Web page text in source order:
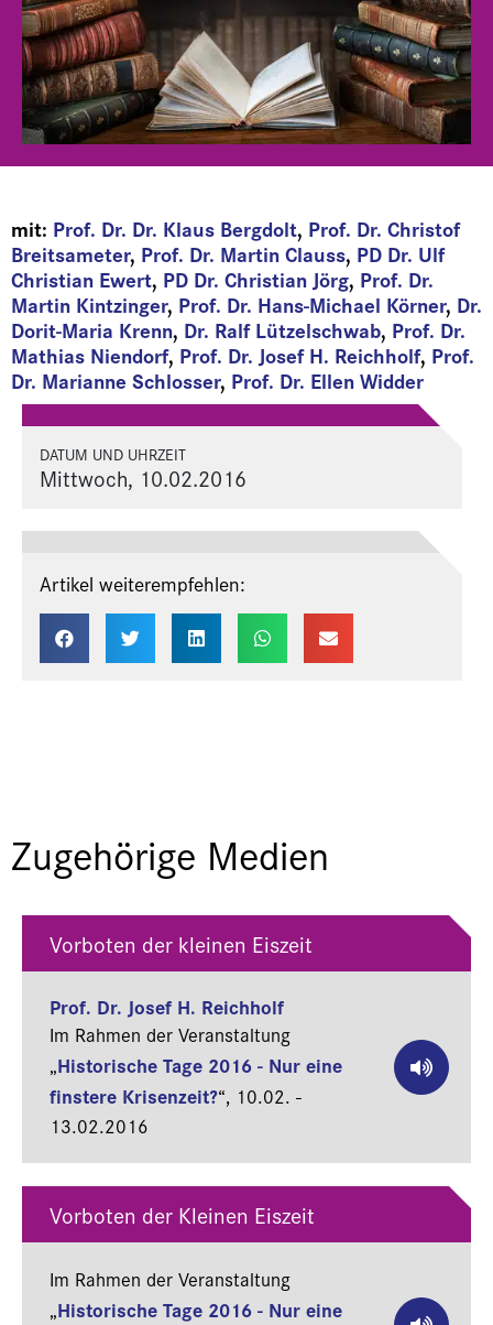
mit: Prof. Dr. Dr. Klaus Bergdolt, Prof. Dr. Christof
Breitsameter, Prof. Dr. Martin Clauss, PD Dr. Ulf
Christian Ewert, PD Dr. Christian Jörg, Prof. Dr.
Martin Kintzinger, Prof. Dr. Hans-Michael Körner, Dr.
Dorit-Maria Krenn, Dr. Ralf Lützelschwab, Prof. Dr.
Mathias Niendorf, Prof. Dr. Josef H. Reichholf, Prof.
Dr. Marianne Schlosser, Prof. Dr. Ellen Widder
DATUM UND UHRZEIT
Mittwoch, 10.02.2016
Artikel weiterempfehlen:
Zugehörige Medien
Vorboten der kleinen Eiszeit
Prof. Dr. Josef H. Reichholf
Im Rahmen der Veranstaltung
„Historische Tage 2016 - Nur eine
finstere Krisenzeit?“, 10.02. -
13.02.2016
Vorboten der Kleinen Eiszeit
Im Rahmen der Veranstaltung
„Historische Tage 2016 - Nur eine